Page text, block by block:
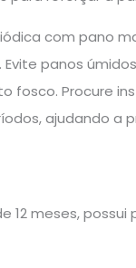
com pano
panos
fosco. Procure
ajudando a
12 meses,